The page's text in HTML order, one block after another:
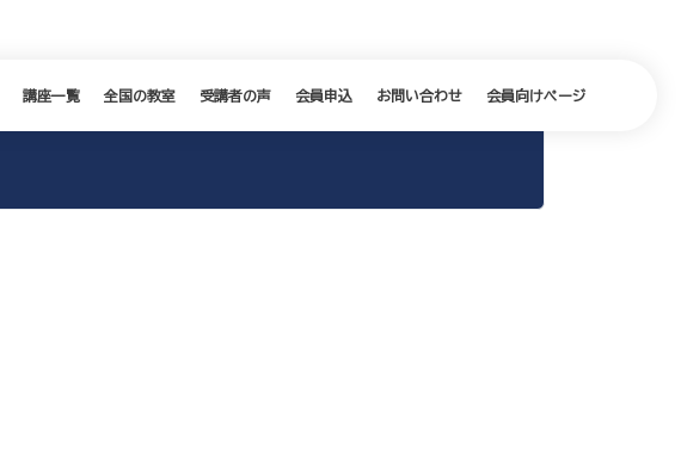
講座一覧 全国の教室 受講者の声 会員申込 お問い合わせ 会員向けページ